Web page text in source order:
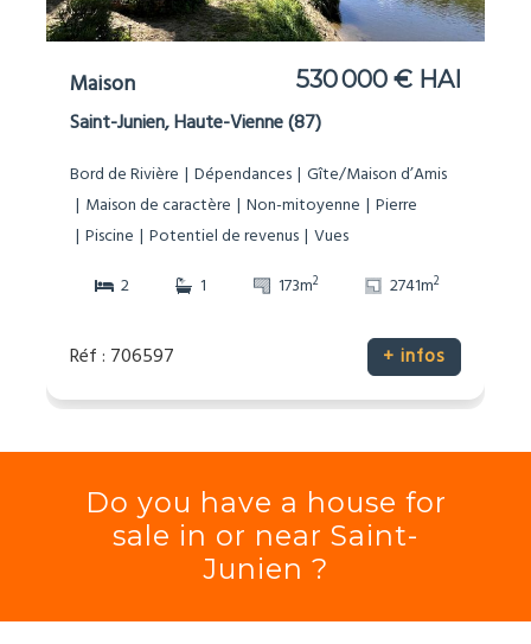
Maison 530 000 € HAI
Saint-Junien, Haute-Vienne (87)
Bord de Rivière Dépendances Gîte/Maison d’Amis
Maison de caractère
Non-mitoyenne
Pierre
Piscine
Potentiel de revenus Vues
2
1 173m2 2741m2
Réf : 706597 + infos
Do you have a house for
sale in or near Saint-
Junien ?